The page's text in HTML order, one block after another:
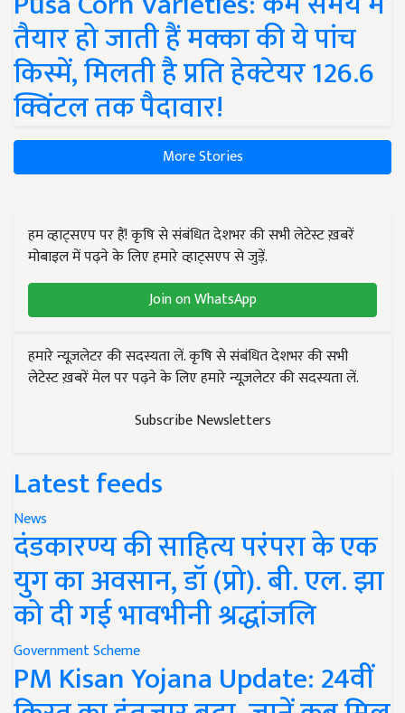
तैयार हो जाती हैं मक्का की ये पांच
किस्में, मिलती है प्रति हेक्टेयर 126.6
क्विंटल तक पैदावार!
More Stories
हम व्हाट्सएप पर हैं! कृषि से संबंधित देशभर की सभी लेटेस्ट ख़बरें
मोबाइल में पढ़ने के लिए हमारे व्हाट्सएप से जुड़ें.
Join on WhatsApp
हमारे न्यूज़लेटर की सदस्यता लें. कृषि से संबंधित देशभर की सभी
लेटेस्ट ख़बरें मेल पर पढ़ने के लिए हमारे न्यूज़लेटर की सदस्यता लें.
Subscribe Newsletters
Latest feeds
News
दंडकारण्य की साहित्य परंपरा के एक
युग का अवसान, डॉ (प्रो). बी. एल. झा
को दी गई भावभीनी श्रद्धांजलि
Government Scheme
PM Kisan Yojana Update: 24वीं